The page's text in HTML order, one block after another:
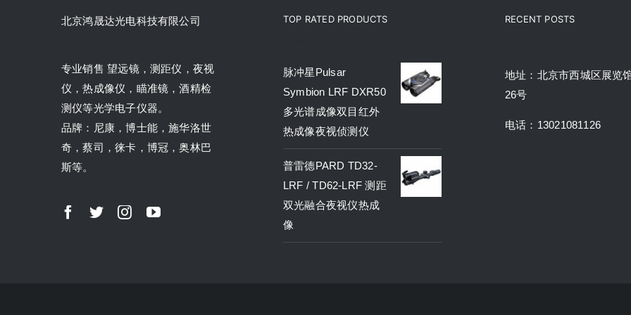
北京鸿晟达光电科技有限公司
专业销售 望远镜，测距仪，夜视
仪，热成像仪，瞄准镜，酒精检
测仪等光学电子仪器。
品牌：尼康，博士能，施华洛世
奇，蔡司，徕卡，博冠，奥林巴
斯等。
TOP RATED PRODUCTS
脉冲星Pulsar
Symbion LRF DXR50
多光谱成像双目红外
热成像夜视侦测仪
普雷德PARD TD32-
LRF / TD62-LRF 测距
双光融合夜视仪热成
像
RECENT POSTS
地址：北京市西城区展览
26号
电话：13021081126